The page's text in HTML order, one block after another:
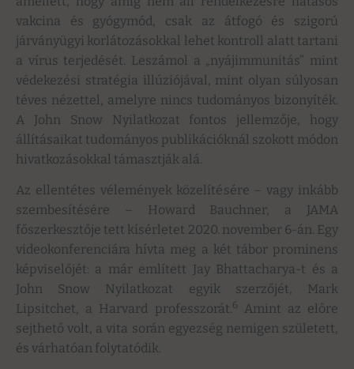
vakcina és gyógymód, csak az átfogó és szigorú
járványügyi korlátozásokkal lehet kontroll alatt tartani
a vírus terjedését. Leszámol a „nyájimmunitás” mint
védekezési stratégia illúziójával, mint olyan súlyosan
téves nézettel, amelyre nincs tudományos bizonyíték.
A John Snow Nyilatkozat fontos jellemzője, hogy
állításaikat tudományos publikációknál szokott módon
hivatkozásokkal támasztják alá.
Az ellentétes vélemények közelítésére – vagy inkább
szembesítésére – Howard Bauchner, a JAMA
főszerkesztője tett kísérletet 2020. november 6-án. Egy
videokonferenciára hívta meg a két tábor prominens
képviselőjét: a már említett Jay Bhattacharya-t és a
John Snow Nyilatkozat egyik szerzőjét, Mark
Lipsitchet, a Harvard professzorát.6
Amint az előre
sejthető volt, a vita során egyezség nemigen született,
és várhatóan folytatódik.